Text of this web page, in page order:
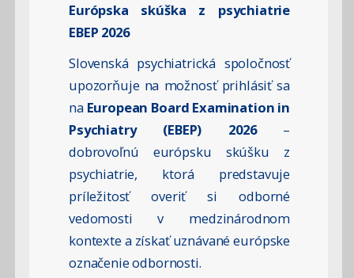
Európska skúška z psychiatrie
EBEP 2026
Slovenská psychiatrická spoločnosť
upozorňuje na možnosť prihlásiť sa
na European Board Examination in
Psychiatry (EBEP) 2026–
dobrovoľnú európsku skúšku z
psychiatrie, ktorá predstavuje
príležitosť overiť si odborné
vedomosti v medzinárodnom
kontexte a získať uznávané európske
označenie odbornosti.